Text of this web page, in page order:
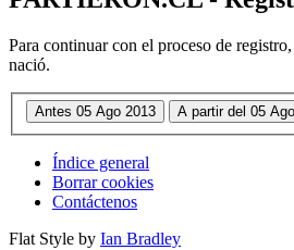
Para continuar con el proceso de
nació.
Índice general
Borrar cookies
Contáctenos
Flat Style by Ian Bradley